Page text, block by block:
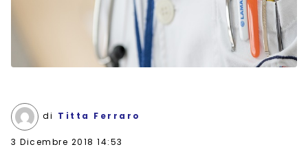
di Titta Ferraro
3 Dicembre 2018 14:53